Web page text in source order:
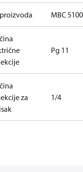
MBC 5100
Pg 11
za
1/4